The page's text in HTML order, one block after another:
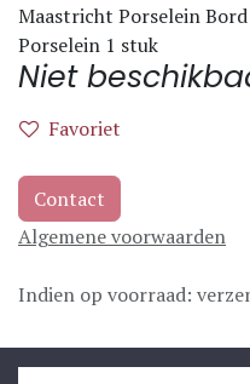
Maastricht Porselein
Porselein 1 stuk
Niet
Favoriet
Contact
Algemene voorwaarden
Indien op voorraad: